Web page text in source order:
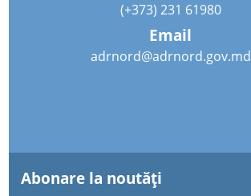
(+373) 231 61980
Email
adrnord@adrnord.gov.md
Abonare la noutăţi